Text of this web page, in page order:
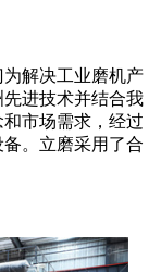
解决工业磨机产
进技术并结合我
市场需求，经过
。立磨采用了合